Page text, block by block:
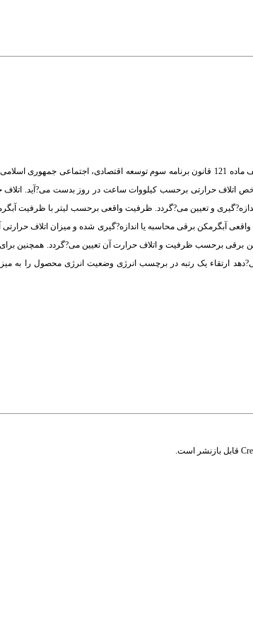
استاندارد و معیار مصرف انرژی در تجهیزات انرژی?بر، براساس قانون برنامه دوم توسعه و تداوم آن در بند الف ماده 121 قانون برنامه سوم توسعه
اتلاف حرارتی برحسب کیلووات ساعت در روز بدست می?آید. اتلاف
اندازه?گیری و تعیین می?گردد. ظرفیت واقعی برحسب لیتر با ظرفیت
برقی برحسب ظرفیت و اتلاف حرارت آن تعیین می?گردد. همچنین
قابل بازنشر است.